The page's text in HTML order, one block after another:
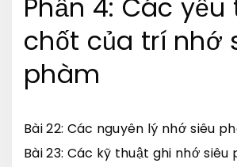
Phần 4: Các yếu
chốt của trí nhớ
phàm
Bài 22: Các nguyên lý nhớ siêu
Bài 23: Các kỹ thuật ghi nhớ siêu